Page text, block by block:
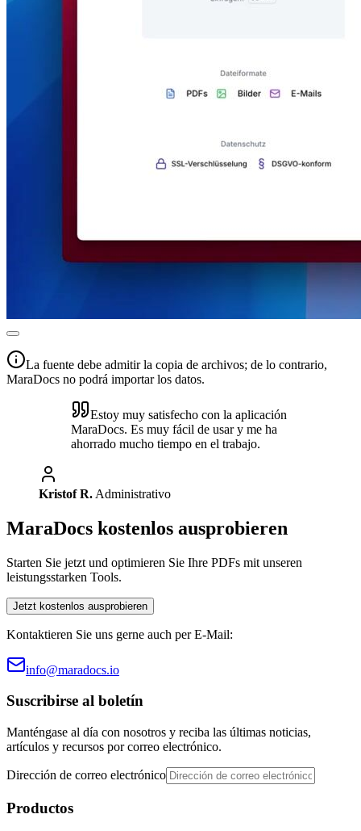
La fuente debe admitir la copia de archivos; de lo contrario,
MaraDocs no podrá importar los datos.
Estoy muy satisfecho con la aplicación
MaraDocs. Es muy fácil de usar y me ha
ahorrado mucho tiempo en el trabajo.
Kristof R. Administrativo
MaraDocs kostenlos ausprobieren
Starten Sie jetzt und optimieren Sie Ihre PDFs mit unseren
leistungsstarken Tools.
Jetzt kostenlos ausprobieren
Kontaktieren Sie uns gerne auch per E-Mail:
info@maradocs.io
Suscribirse al boletín
Manténgase al día con nosotros y reciba las últimas noticias,
artículos y recursos por correo electrónico.
Dirección de correo electrónico
Productos